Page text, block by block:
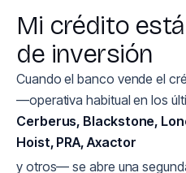
Mi crédito
de inversión
Cuando el banco vende el
—operativa habitual en los
Cerberus, Blackstone,
Hoist, PRA, Axactor
y otros— se abre una